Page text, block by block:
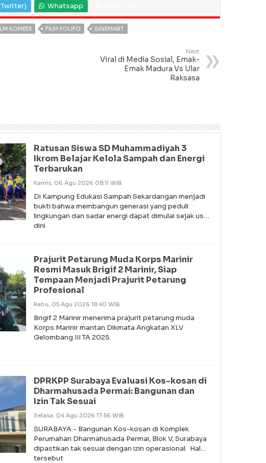
Whatsapp
KOMEDI FILM FOUFO SINEMART
Next
Viral di Media Sosial, Emak-
Emak Madura Vs Ular
Raksasa
Ratusan Siswa SD Muhammadiyah 3
Ikrom Belajar Kelola Sampah dan Energi
Terbarukan
Kamis, 06 Agu 2026 08:11 WIB
Di Kampung Edukasi Sampah Sekardangan menjadi
bukti bahwa membangun generasi yang peduli
lingkungan dan sadar energi dapat dimulai sejak usia
dini
Prajurit Petarung Muda Korps Marinir
Resmi Masuk Brigif 2 Marinir, Siap
Tempaan Menjadi Prajurit Petarung
Profesional
Rabu, 05 Agu 2026 18:40 WIB
Brigif 2 Marinir menerima prajurit petarung muda
Korps Marinir mantan Dikmata Angkatan XLV
Gelombang III TA 2025.
DPRKPP Surabaya Evaluasi Kos-kosan di
Dharmahusada Permai: Bangunan dan
Izin Tak Sesuai
Selasa, 04 Agu 2026 17:56 WIB
SURABAYA - Bangunan Kos-kosan di Komplek
Perumahan Dharmahusada Permai, Blok V, Surabaya
dipastikan tak sesuai dengan izin operasional. Hal
tersebut